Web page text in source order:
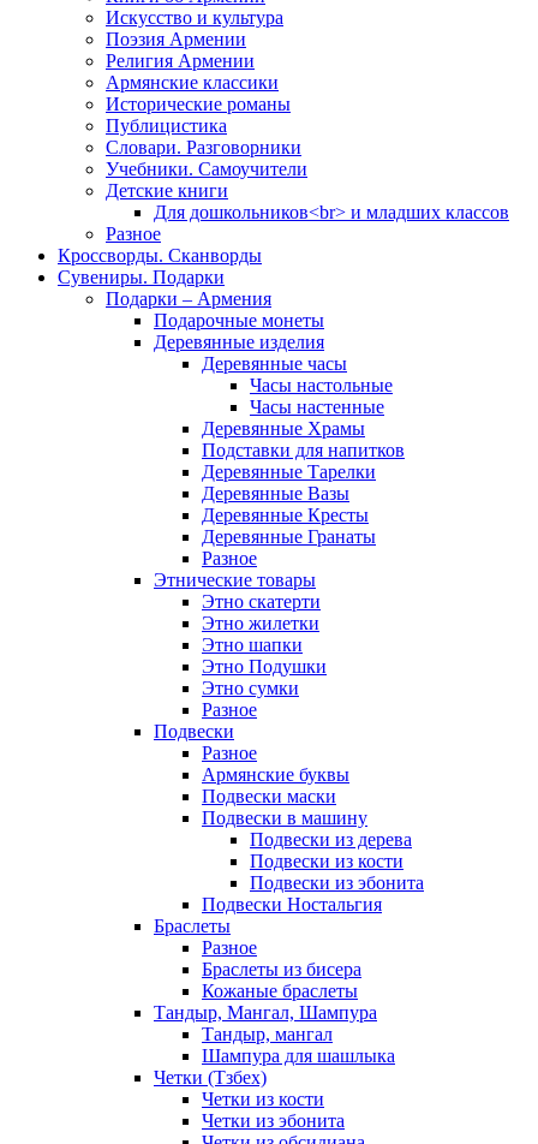
Иcкусство и культура
Поэзия Армении
Религия Армении
Армянские классики
Исторические романы
Публицистика
Словари. Разговорники
Учебники. Самоучители
Детские книги
Для дошкольников<br> и младших классов
Разное
Кроссворды. Сканворды
Сувениры. Подарки
Подарки – Армения
Подарочные монеты
Деревянные изделия
Деревянные часы
Часы настольные
Часы настенные
Деревянные Храмы
Подставки для напитков
Деревянные Тарелки
Деревянные Вазы
Деревянные Кресты
Деревянные Гранаты
Разное
Этнические товары
Этно скатерти
Этно жилетки
Этно шапки
Этно Подушки
Этно сумки
Разное
Подвески
Разное
Армянские буквы
Подвески маски
Подвески в машину
Подвески из дерева
Подвески из кости
Подвески из эбонита
Подвески Ностальгия
Браслеты
Разное
Браслеты из бисера
Кожаные браслеты
Тандыр, Мангал, Шампура
Тандыр, мангал
Шампура для шашлыка
Четки (Тзбех)
Четки из кости
Четки из эбонита